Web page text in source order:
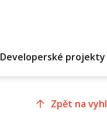
Developerské projekty
Zpět na